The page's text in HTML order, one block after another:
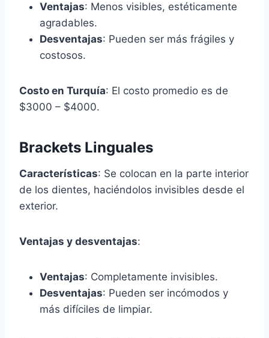
Ventajas: Menos visibles, estéticamente
agradables.
Desventajas: Pueden ser más frágiles y
costosos.
Costo en Turquía: El costo promedio es de
$3000 – $4000.
Brackets Linguales
Características: Se colocan en la parte interior
de los dientes, haciéndolos invisibles desde el
exterior.
Ventajas y desventajas:
Ventajas: Completamente invisibles.
Desventajas: Pueden ser incómodos y
más difíciles de limpiar.